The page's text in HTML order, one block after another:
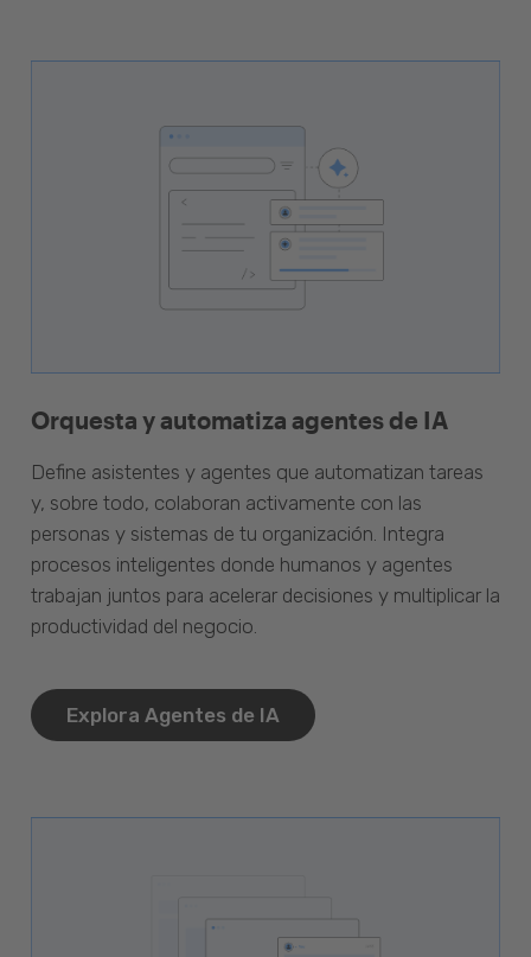
Orquesta y automatiza agentes de IA
Define asistentes y agentes que automatizan tareas
y, sobre todo, colaboran activamente con las
personas y sistemas de tu organización. Integra
procesos inteligentes donde humanos y agentes
trabajan juntos para acelerar decisiones y multiplicar la
productividad del negocio.
Explora Agentes de IA